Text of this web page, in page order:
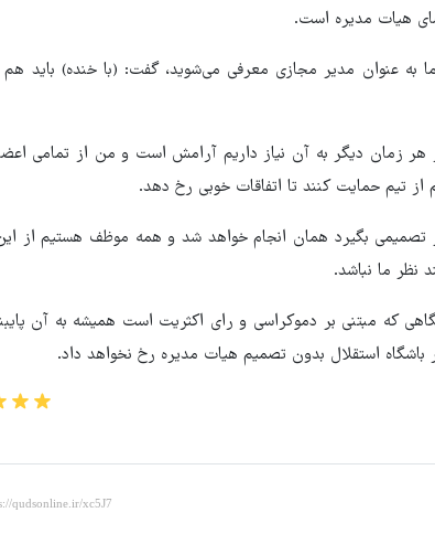
هیات مدیره است.
عنوان مدیر مجازی معرفی می‌شوید، گفت: (با خنده) باید هم
هر زمان دیگر به آن نیاز داریم آرامش است و من از تمامی
تیم حمایت کنند تا اتفاقات خوبی رخ دهد.
تصمیمی بگیرد همان انجام خواهد شد و همه موظف هستیم از
نظر ما نباشد.
که مبتنی بر دموکراسی و رای اکثریت است همیشه به آن
استقلال بدون تصمیم هیات مدیره رخ نخواهد داد.
و پروژه خطرناک
ایران»
هیلاری کلینتون: ترامپ